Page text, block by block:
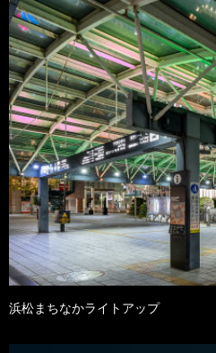
浜松まちなかライトアップ